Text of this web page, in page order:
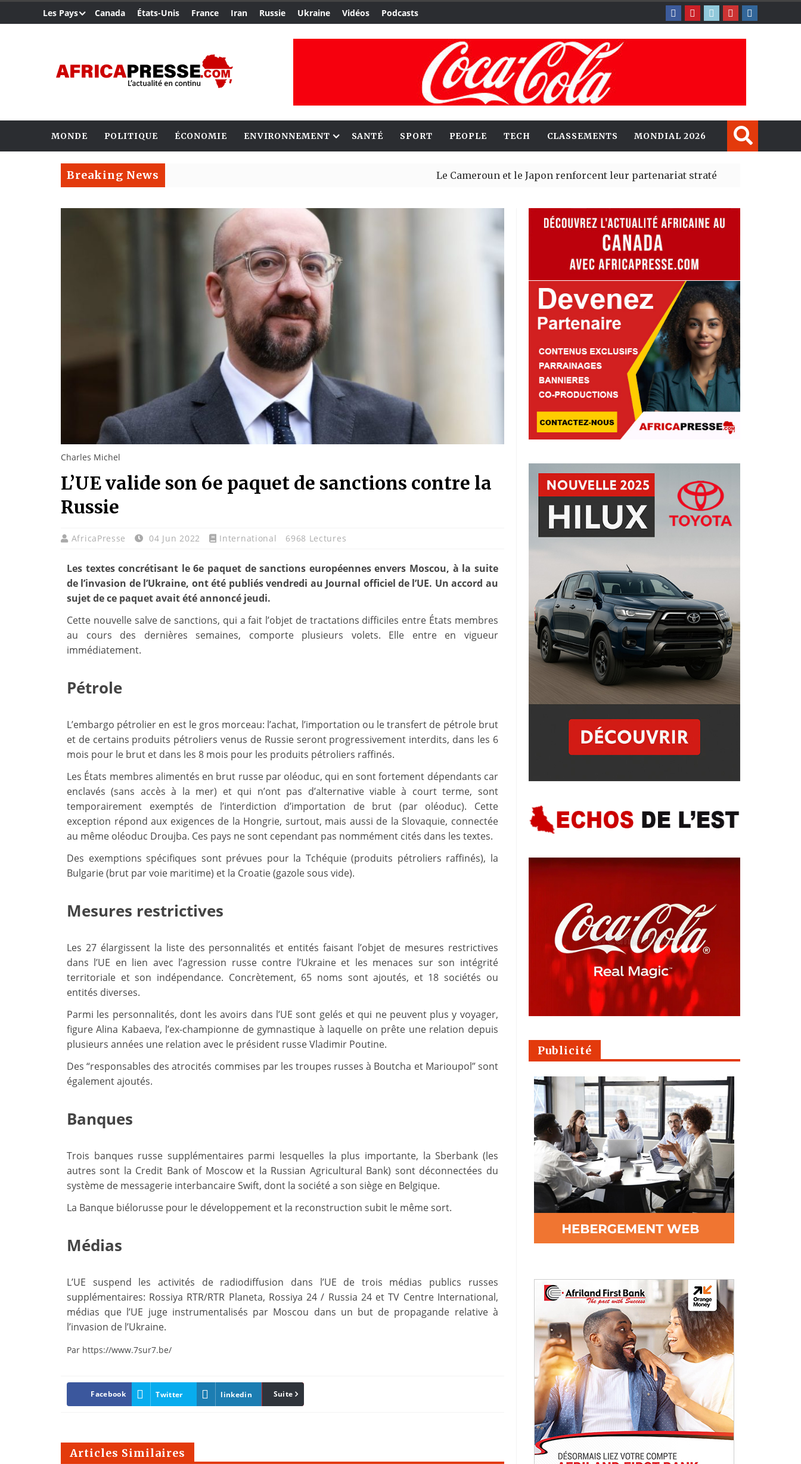
Les Pays Canada États-Unis France Iran Russie Ukraine Vidéos Podcasts
MONDE POLITIQUE ÉCONOMIE ENVIRONNEMENT SANTÉ SPORT PEOPLE TECH CLASSEMENTS MONDIAL 2026
Breaking News Le Cameroun et le Japon renforcent leur partenariat stratégique avec un cap sur
Charles Michel
L’UE valide son 6e paquet de sanctions contre la
Russie
AfricaPresse 04 Jun 2022 International 6968 Lectures
Les textes concrétisant le 6e paquet de sanctions européennes envers Moscou, à la suite
de l’invasion de l’Ukraine, ont été publiés vendredi au Journal officiel de l’UE. Un accord au
sujet de ce paquet avait été annoncé jeudi.
Cette nouvelle salve de sanctions, qui a fait l’objet de tractations difficiles entre États membres
au cours des dernières semaines, comporte plusieurs volets. Elle entre en vigueur
immédiatement.
Pétrole
L’embargo pétrolier en est le gros morceau: l’achat, l’importation ou le transfert de pétrole brut
et de certains produits pétroliers venus de Russie seront progressivement interdits, dans les 6
mois pour le brut et dans les 8 mois pour les produits pétroliers raffinés.
Les États membres alimentés en brut russe par oléoduc, qui en sont fortement dépendants car
enclavés (sans accès à la mer) et qui n’ont pas d’alternative viable à court terme, sont
temporairement exemptés de l’interdiction d’importation de brut (par oléoduc). Cette
exception répond aux exigences de la Hongrie, surtout, mais aussi de la Slovaquie, connectée
au même oléoduc Droujba. Ces pays ne sont cependant pas nommément cités dans les textes.
Des exemptions spécifiques sont prévues pour la Tchéquie (produits pétroliers raffinés), la
Bulgarie (brut par voie maritime) et la Croatie (gazole sous vide).
Mesures restrictives
Les 27 élargissent la liste des personnalités et entités faisant l’objet de mesures restrictives
dans l’UE en lien avec l’agression russe contre l’Ukraine et les menaces sur son intégrité
territoriale et son indépendance. Concrètement, 65 noms sont ajoutés, et 18 sociétés ou
entités diverses.
Parmi les personnalités, dont les avoirs dans l’UE sont gelés et qui ne peuvent plus y voyager,
figure Alina Kabaeva, l’ex-championne de gymnastique à laquelle on prête une relation depuis
plusieurs années une relation avec le président russe Vladimir Poutine.
Des “responsables des atrocités commises par les troupes russes à Boutcha et Marioupol” sont
également ajoutés.
Banques
Trois banques russe supplémentaires parmi lesquelles la plus importante, la Sberbank (les
autres sont la Credit Bank of Moscow et la Russian Agricultural Bank) sont déconnectées du
système de messagerie interbancaire Swift, dont la société a son siège en Belgique.
La Banque biélorusse pour le développement et la reconstruction subit le même sort.
Médias
L’UE suspend les activités de radiodiffusion dans l’UE de trois médias publics russes
supplémentaires: Rossiya RTR/RTR Planeta, Rossiya 24 / Russia 24 et TV Centre International,
médias que l’UE juge instrumentalisés par Moscou dans un but de propagande relative à
l’invasion de l’Ukraine.
Par https://www.7sur7.be/
Facebook Twitter linkedin Pinterest
Suite
Articles Similaires
Publicité